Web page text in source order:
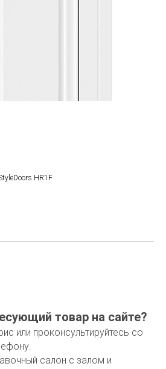
HR1F
товар на сайте?
или проконсультируйтесь со
салон с залом и